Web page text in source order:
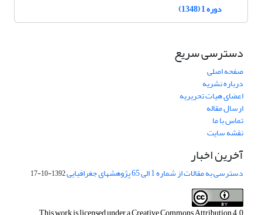
دوره 1 (1348)
دسترسی سریع
صفحه اصلی
درباره نشریه
اعضای هیات تحریریه
ارسال مقاله
تماس با ما
نقشه سایت
آخرین اخبار
دسترسی به مقالات از شماره 1 الی 65 پژوهشهای جغرافیایی 1392-10-17